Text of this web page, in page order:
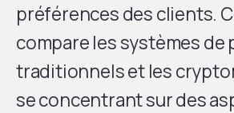
préférences des clients.
compare les systèmes de
traditionnels et les
se concentrant sur des